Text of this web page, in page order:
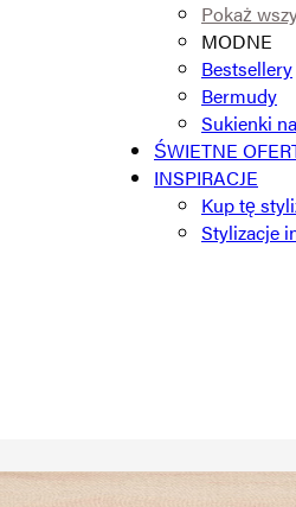
Pokaż
MODNE
Bestsellery
Bermudy
Sukienki
ŚWIETNE
INSPIRACJE
Kup tę
Stylizacje